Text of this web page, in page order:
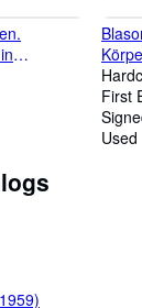
[Widmung
Sell].
First
Used